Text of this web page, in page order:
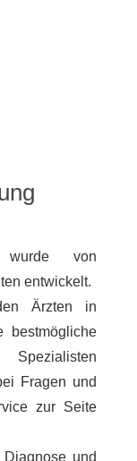
wurde von
entwickelt.
Ärzten in
bestmögliche
Spezialisten
Fragen und
zur Seite
und